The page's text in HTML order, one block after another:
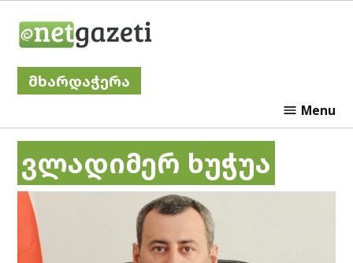
მხარდაჭერა
Menu
ვლადიმერ ხუჭუა